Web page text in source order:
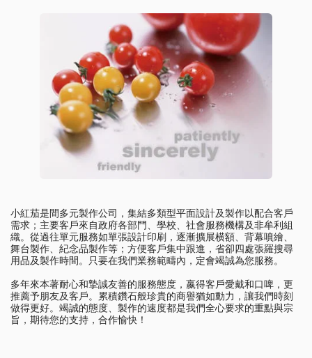
小紅茄是間多元製作公司，集結多類型平面設計及製作以配合客戶
需求；主要客戶來自政府各部門、學校、社會服務機構及非牟利組
織。從過往單元服務如單張設計印刷，逐漸擴展横額、背幕噴繪、
舞台製作、紀念品製作等；方便客戶集中跟進，省卻四處張羅搜尋
用品及製作時間。只要在我們業務範疇內，定會竭誠為您服務。
多年來本著耐心和摯誠友善的服務態度，嬴得客戶愛戴和口啤，更
推薦予朋友及客戶。累積鑽石般珍貴的商譽猶如動力，讓我們時刻
做得更好。竭誠的態度、製作的速度都是我們全心要求的重點與宗
旨，期待您的支持，合作愉快！